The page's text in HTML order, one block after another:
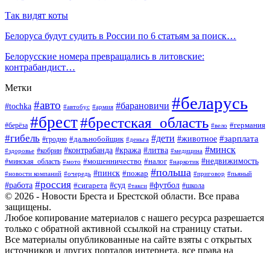
Так видят коты
Белоруса будут судить в России по 6 статьям за поиск…
Белорусские номера превращались в литовские:
контрабандист…
Метки
#tochka #авто #автобус #армия #барановичи #беларусь
#берёза #брест#брестская_область #вело #германия
#гибель #гродно #дальнобойщик #деньга #дети #животное #зарплата
#здоровье #кобрин #контрабанда #кража #литва #медицина #минск
#минская_область #мото #мошенничество #налог #наркотик #недвижимость
#новости компаний #очередь #пинск #пожар #польша #приговор #пьяный
#работа #россия #сигарета #суд #такси #футбол #школа
© 2026 - Новости Бреста и Брестской области. Все права
защищены.
Любое копирование материалов с нашего ресурса разрешается
только с обратной активной ссылкой на страницу статьи.
Все материалы опубликованные на сайте взяты с открытых
источников и других порталов интернета, все права на